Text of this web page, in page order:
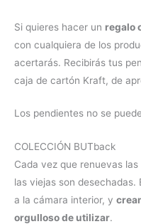
Si quieres hacer un regalo
con cualquiera de los
acertarás. Recibirás tus
caja de cartón Kraft, de
Los pendientes no se
COLECCIÓN BUTback
Cada vez que renuevas
las viejas son desechadas.
a la cámara interior, y
orgulloso de utilizar.